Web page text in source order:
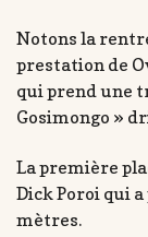
Notons la
prestation de
qui prend une
Gosimongo »
La première
Dick Poroi qui
mètres.